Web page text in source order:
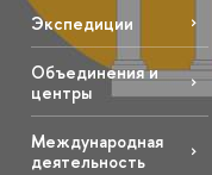
Экспедиции
Объединения и
центры
Международная
деятельность